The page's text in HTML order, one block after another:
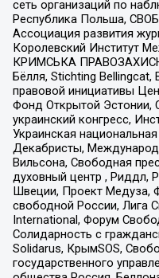
сеть организаций по
Республика Польша,
Ассоциация развития
Королевский Институт
КРИМСЬКА
Бёлля, Stichting Bellingcat,
правовой инициативы
Фонд Открытой Эстонии,
украинский конгресс,
Украинская
Декабристы,
Вильсона, Свободная
духовный центр , Риддл,
Швеции, Проект Медуза,
свободной России, Лига
International, Форум
Солидарность с
Solidarus, КрымSOS,
государственного